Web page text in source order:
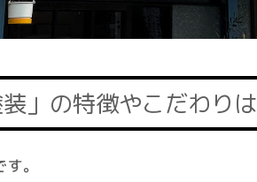
装」の特徴やこだわり
。